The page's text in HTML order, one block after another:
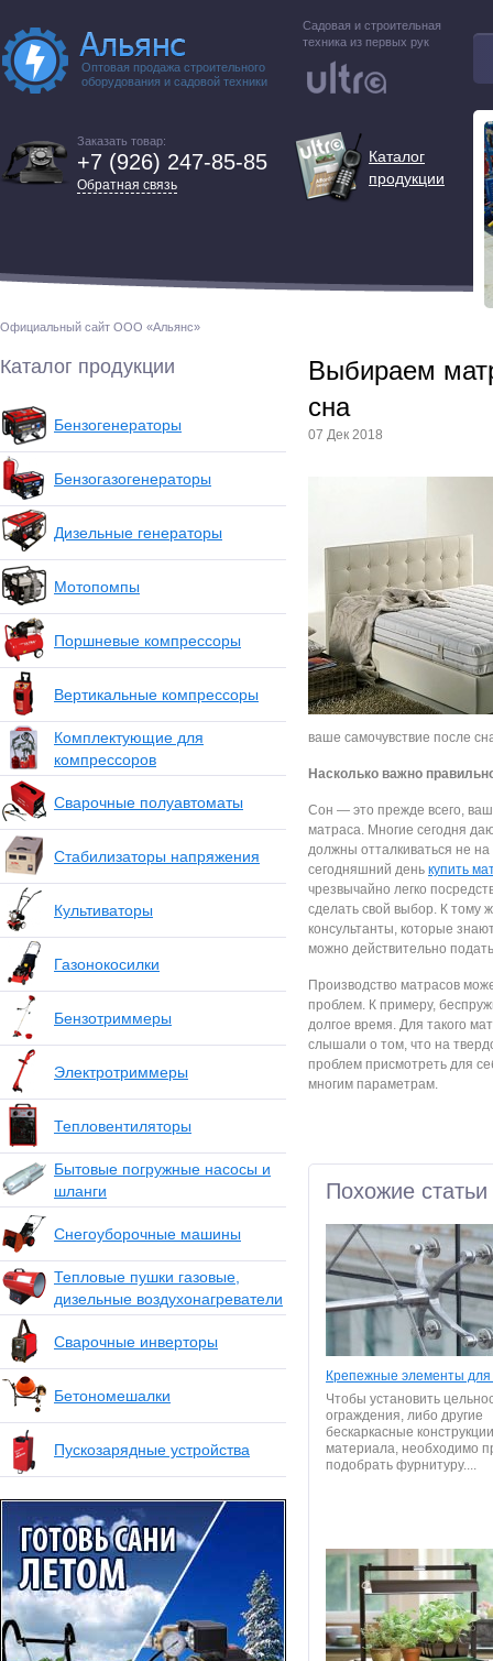
Оптовая продажа строительного
оборудования и садовой техники
Садовая и строительная
техника из первых рук
Заказать товар:
+7 (926) 247-85-85
Обратная связь
Каталог
продукции
Официальный сайт ООО «Альянс»
Каталог продукции
Бензогенераторы
Бензогазогенераторы
Дизельные генераторы
Мотопомпы
Поршневые компрессоры
Вертикальные компрессоры
Комплектующие для
компрессоров
Сварочные полуавтоматы
Стабилизаторы напряжения
Культиваторы
Газонокосилки
Бензотриммеры
Электротриммеры
Тепловентиляторы
Бытовые погружные насосы и
шланги
Снегоуборочные машины
Тепловые пушки газовые,
дизельные воздухонагреватели
Сварочные инверторы
Бетономешалки
Пускозарядные устройства
Выбираем
сна
07 Дек 2018
ваше самочувствие после
Насколько важно
Сон — это прежде всего,
матраса. Многие сегодня
должны отталкиваться не
сегодняшний день купить
чрезвычайно легко
сделать свой выбор. К тому
консультанты, которые
можно действительно
Производство матрасов
проблем. К примеру,
долгое время. Для такого
слышали о том, что на
проблем присмотреть для
многим параметрам.
Похожие статьи
Крепежные элементы для
Чтобы установить
ограждения, либо другие
бескаркасные
материала, необходимо
подобрать фурнитуру....